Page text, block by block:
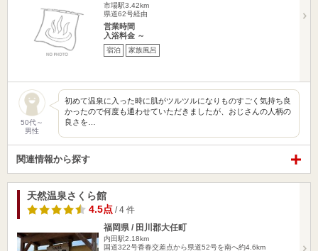
市場駅3.42km
県道62号経由
営業時間
入浴料金 ～
宿泊 家族風呂
50代～
男性
初めて温泉に入った時に肌がツルツルになりものすごく気持ち良
かったので何度も通わせていただきましたが、おじさんの人柄の
良さを…
関連情報から探す
天然温泉さくら館
4.5点 / 4 件
福岡県 / 田川郡大任町
内田駅2.18km
国道322号香春交差点から県道52号を南へ約4.6km